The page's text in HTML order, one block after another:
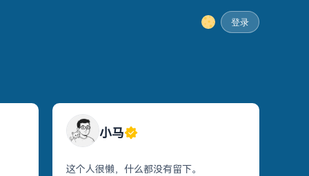
登录
小马
这个人很懒，什么都没有留下。